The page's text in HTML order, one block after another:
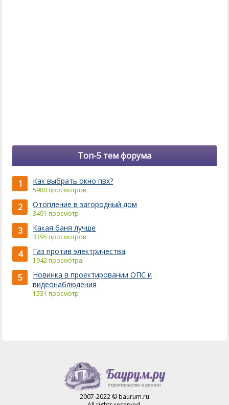
Топ-5 тем форума
1 Как выбрать окно пвх?
5980 просмотров
2 Отопление в загородный дом
3491 просмотр
3 Какая баня лучше
3395 просмотров
4 Газ против электричества
1942 просмотра
5
Новинка в проектировании ОПС и
видеонаблюдения
1531 просмотр
2007-2022 © baurum.ru